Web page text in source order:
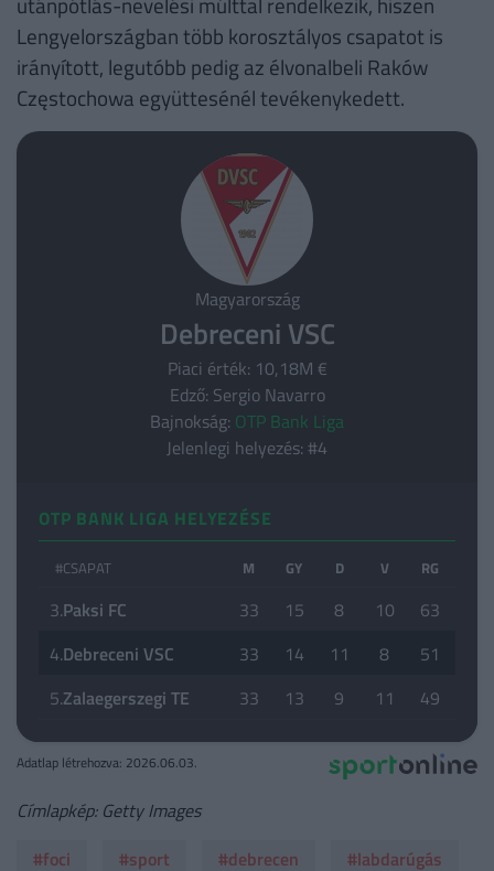
Lengyelországban több korosztályos csapatot is
irányított, legutóbb pedig az élvonalbeli Raków
Częstochowa együttesénél tevékenykedett.
Magyarország
Debreceni VSC
Piaci érték: 10,18M €
Edző: Sergio Navarro
Bajnokság: OTP Bank Liga
Jelenlegi helyezés: #4
OTP BANK LIGA HELYEZÉSE
#CSAPAT M GY D V RG
3.Paksi FC 33 15 8 10 63
4.Debreceni VSC 33 14 11 8 51
5.Zalaegerszegi TE 33 13 9 11 49
Adatlap létrehozva: 2026.06.03.
Címlapkép: Getty Images
#foci
#sport #debrecen #labdarúgás